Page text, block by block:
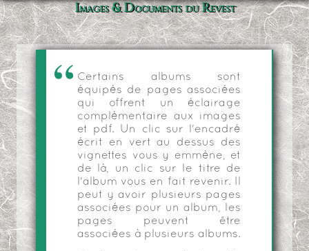
Images & Documents du Revest
Certains albums sont
équipés de pages associées
qui offrent un éclairage
complémentaire aux images
et pdf. Un clic sur l'encadré
écrit en vert au dessus des
vignettes vous y emmène, et
de là, un clic sur le titre de
l'album vous en fait revenir. Il
peut y avoir plusieurs pages
associées pour un album, les
pages peuvent être
associées à plusieurs albums.